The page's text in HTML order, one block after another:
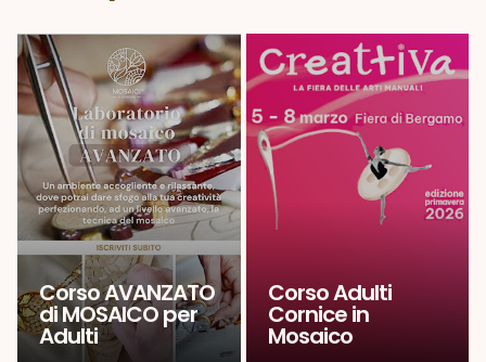
Corso AVANZATO
di MOSAICO per
Adulti
Corso Adulti
Cornice in
Mosaico